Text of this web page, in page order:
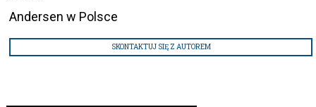
Andersen w Polsce
SKONTAKTUJ SIĘ Z AUTOREM